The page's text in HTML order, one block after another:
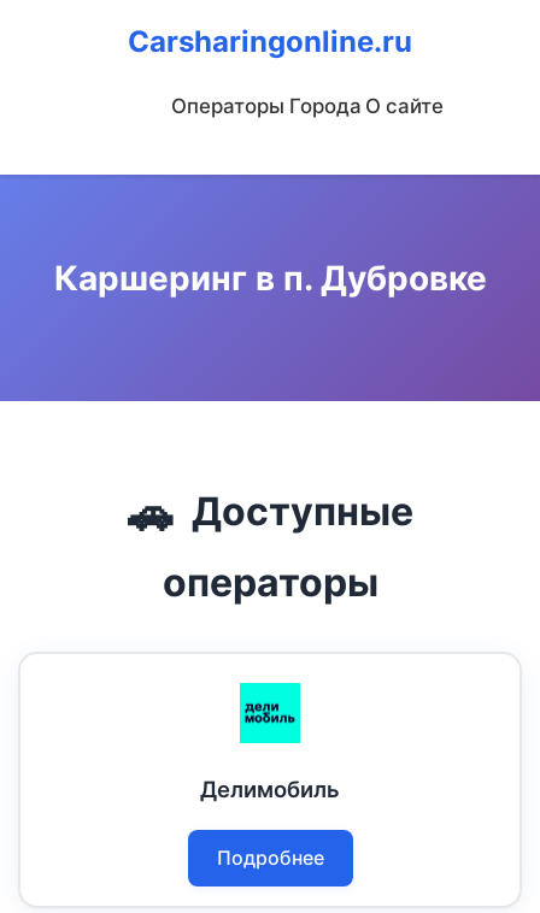
Carsharingonline.ru
Операторы Города О сайте
Каршеринг в п. Дубровке
🚗 Доступные
операторы
Делимобиль
Подробнее